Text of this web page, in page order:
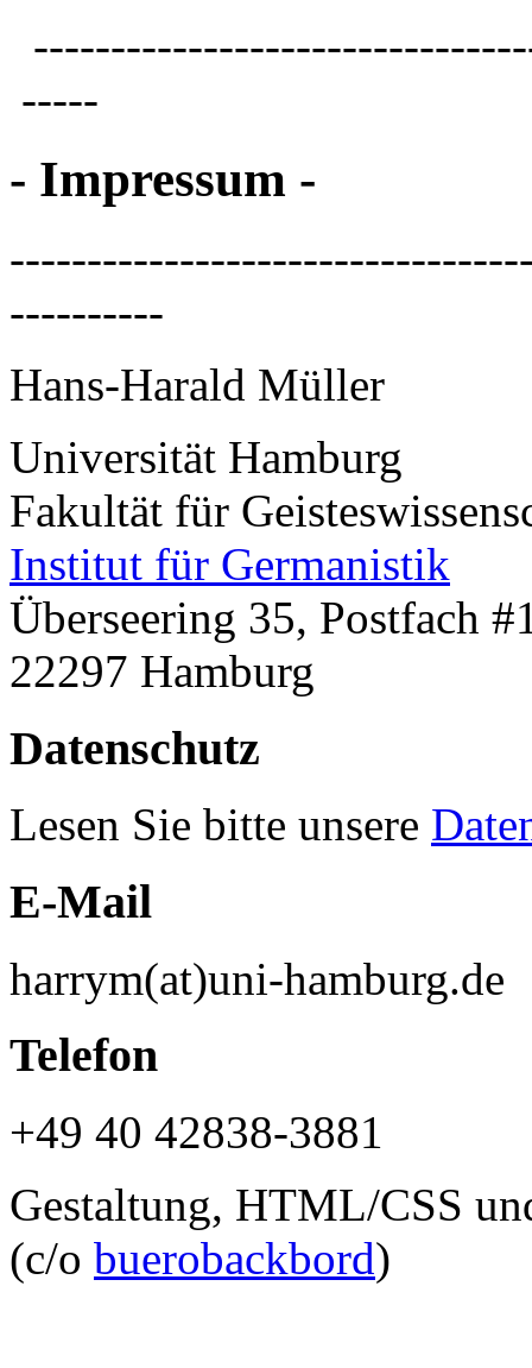
-----
- Impressum -
----------
Hans-Harald Müller
Universität Hamburg
Fakultät für
Institut für Germanistik
Überseering 35, Postfach
22297 Hamburg
Datenschutz
Lesen Sie bitte unsere
E-Mail
harrym(at)uni-hamburg.de
Telefon
+49 40 42838-3881
Gestaltung, HTML/CSS
(c/o buerobackbord)